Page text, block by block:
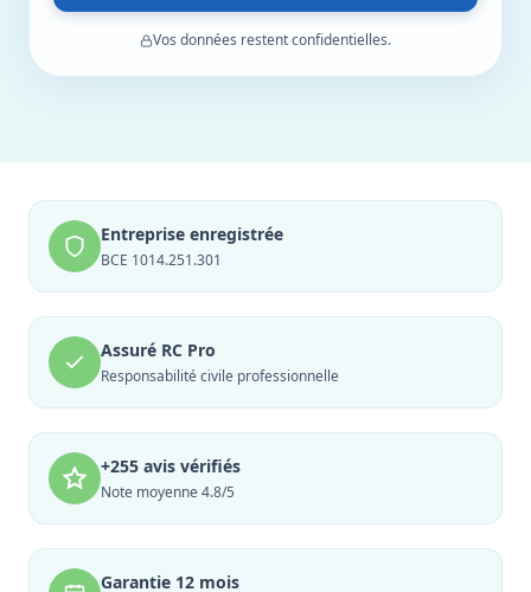
Vos données restent confidentielles.
Entreprise enregistrée
BCE 1014.251.301
Assuré RC Pro
Responsabilité civile professionnelle
+255 avis vérifiés
Note moyenne 4.8/5
Garantie 12 mois